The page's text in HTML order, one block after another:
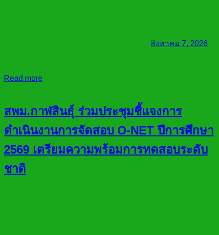
สิงหาคม 7, 2026
Read more
สพม.กาฬสินธุ์ ร่วมประชุมชี้แจงการ
ดำเนินงานการจัดสอบ O-NET ปีการศึกษา
2569 เตรียมความพร้อมการทดสอบระดับ
ชาติ